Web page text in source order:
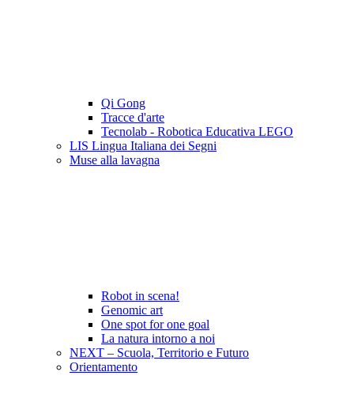
Qi Gong
Tracce d'arte
Tecnolab - Robotica Educativa LEGO
LIS Lingua Italiana dei Segni
Muse alla lavagna
Robot in scena!
Genomic art
One spot for one goal
La natura intorno a noi
NEXT – Scuola, Territorio e Futuro
Orientamento